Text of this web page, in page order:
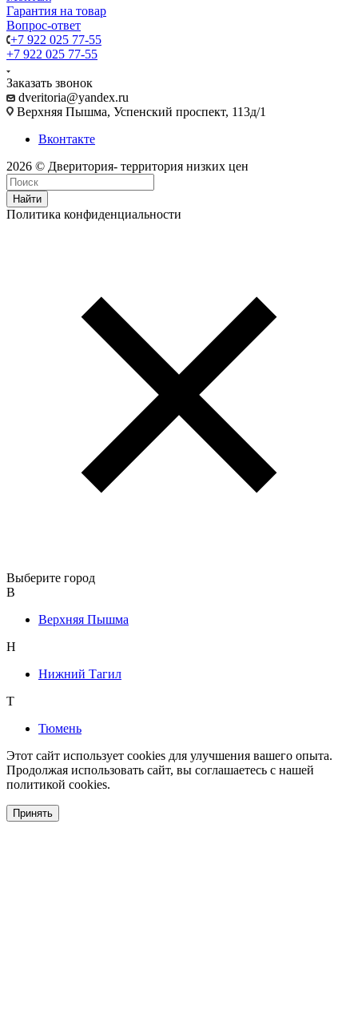
Гарантия на товар
Вопрос-ответ
+7 922 025 77-55
+7 922 025 77-55
Заказать звонок
dveritoria@yandex.ru
Верхняя Пышма, Успенский проспект, 113д/1
Вконтакте
2026 © Дверитория- территория низких цен
Найти
Политика конфиденциальности
Выберите город
В
Верхняя Пышма
Н
Нижний Тагил
Т
Тюмень
Этот сайт использует cookies для улучшения вашего опыта.
Продолжая использовать сайт, вы соглашаетесь с нашей
политикой cookies.
Принять